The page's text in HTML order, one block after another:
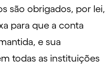
são obrigados, por lei,
para que a conta
e sua
todas as instituições